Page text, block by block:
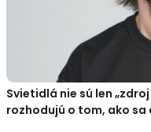
Svietidlá nie sú len
rozhodujú o tom, ako